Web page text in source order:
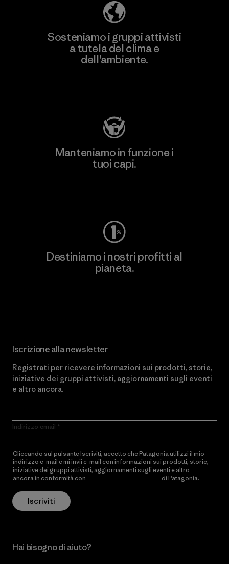
Sosteniamo i gruppi attivisti
a tutela del clima e
dell'ambiente.
Manteniamo in funzione i
tuoi capi.
Destiniamo i nostri profitti al
pianeta.
Iscrizione alla newsletter
Registrati per ricevere informazioni sui prodotti, storie,
iniziative dei gruppi attivisti, aggiornamenti sugli eventi
e altro ancora.
Indirizzo email
Cliccando sul pulsante Iscriviti, accetto che Patagonia utilizzi il mio
indirizzo e-mail e mi invii e-mail con informazioni sui prodotti, storie,
iniziative dei gruppi attivisti, aggiornamenti sugli eventi e altro
ancora in conformità con
di Patagonia.
Iscriviti
Hai bisogno di aiuto?